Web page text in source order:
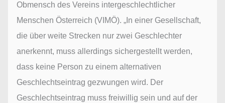
Obmensch des Vereins intergeschlechtlicher
Menschen Österreich (VIMÖ). „In einer Gesellschaft,
die über weite Strecken nur zwei Geschlechter
anerkennt, muss allerdings sichergestellt werden,
dass keine Person zu einem alternativen
Geschlechtseintrag gezwungen wird. Der
Geschlechtseintrag muss freiwillig sein und auf der